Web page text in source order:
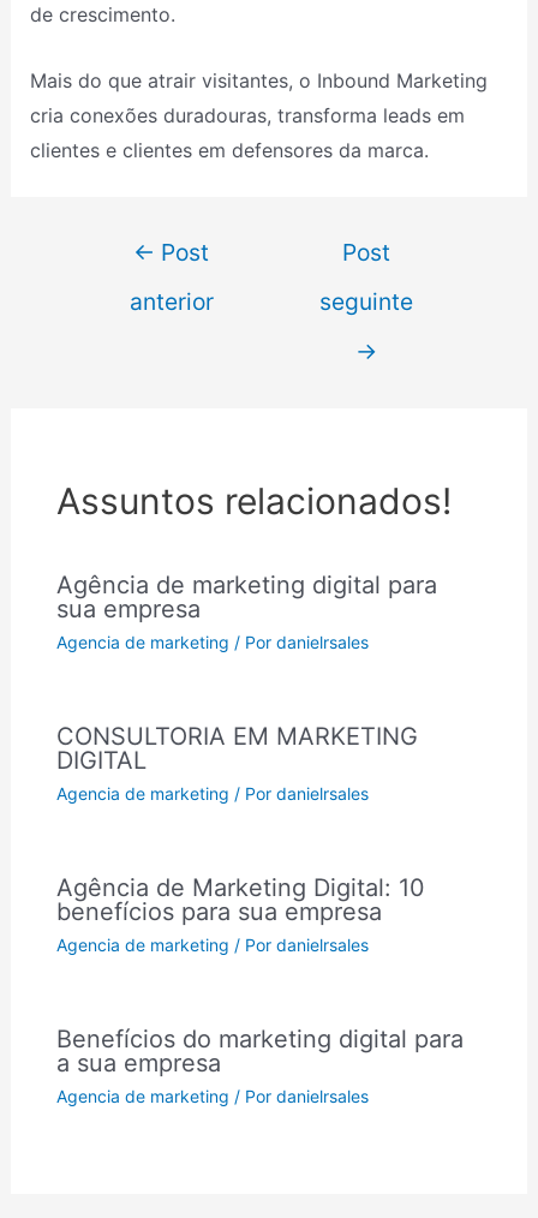
de crescimento.
Mais do que atrair visitantes, o Inbound Marketing
cria conexões duradouras, transforma leads em
clientes e clientes em defensores da marca.
← Post
anterior
Post
seguinte
→
Assuntos relacionados!
Agência de marketing digital para
sua empresa
Agencia de marketing / Pordanielrsales
CONSULTORIA EM MARKETING
DIGITAL
Agencia de marketing / Pordanielrsales
Agência de Marketing Digital: 10
benefícios para sua empresa
Agencia de marketing / Pordanielrsales
Benefícios do marketing digital para
a sua empresa
Agencia de marketing / Pordanielrsales